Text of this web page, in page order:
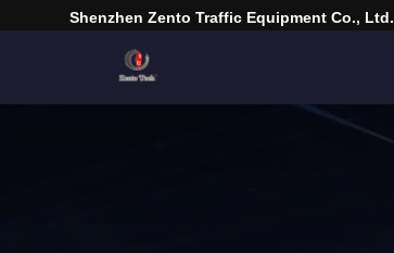
Shenzhen Zento Traffic Equipment Co., Ltd.